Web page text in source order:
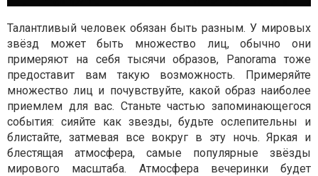
Талантливый человек обязан быть разным. У мировых
звёзд может быть множество лиц, обычно они
примеряют на себя тысячи образов, Panorama тоже
предоставит вам такую возможность. Примеряйте
множество лиц и почувствуйте, какой образ наиболее
приемлем для вас. Станьте частью запоминающегося
события: сияйте как звезды, будьте ослепительны и
блистайте, затмевая все вокруг в эту ночь. Яркая и
блестящая атмосфера, самые популярные звёзды
мирового масштаба. Атмосфера вечеринки будет